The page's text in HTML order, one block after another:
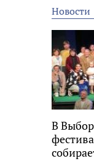
Новости
В